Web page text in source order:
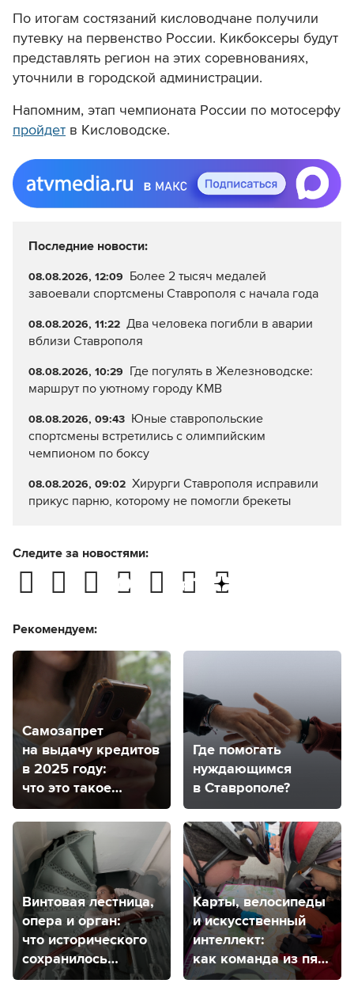
По итогам состязаний кисловодчане получили
путевку на первенство России. Кикбоксеры будут
представлять регион на этих соревнованиях,
уточнили в городской администрации.
Напомним, этап чемпионата России по мотосерфу
пройдет в Кисловодске.
Последние новости:
08.08.2026, 12:09 Более 2 тысяч медалей
завоевали спортсмены Ставрополя с начала года
08.08.2026, 11:22 Два человека погибли в аварии
вблизи Ставрополя
08.08.2026, 10:29 Где погулять в Железноводске:
маршрут по уютному городу КМВ
08.08.2026, 09:43 Юные ставропольские
спортсмены встретились с олимпийским
чемпионом по боксу
08.08.2026, 09:02 Хирурги Ставрополя исправили
прикус парню, которому не помогли брекеты
Следите за новостями:
Рекомендуем:
Самозапрет
на выдачу кредитов
в 2025 году:
что это такое
и как будет
работать
Где помогать
нуждающимся
в Ставрополе?
Винтовая лестница,
опера и орган:
что исторического
сохранилось
в музыкальном
Карты, велосипеды
и искусственный
интеллект:
как команда из пяти
ставропольцев